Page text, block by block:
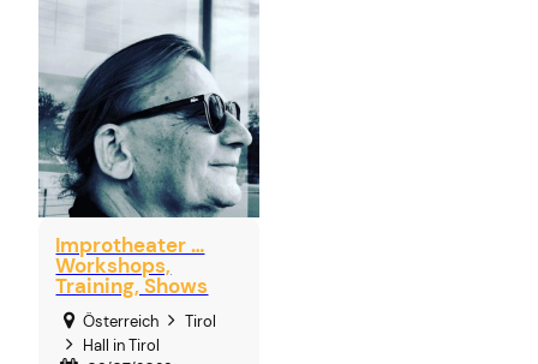
Improtheater …
Workshops,
Training, Shows
Österreich
Tirol
Hall in Tirol